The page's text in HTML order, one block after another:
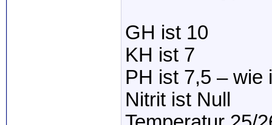
GH ist 10
KH ist 7
PH ist 7,5 – wie
Nitrit ist Null